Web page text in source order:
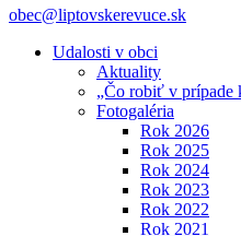
obec@liptovskerevuce.sk
Udalosti v obci
Aktuality
„Čo robiť v prípade
Fotogaléria
Rok 2026
Rok 2025
Rok 2024
Rok 2023
Rok 2022
Rok 2021